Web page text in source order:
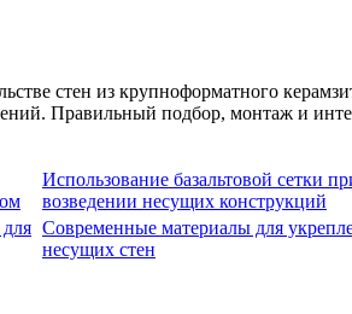
стен из крупноформатного
Правильный подбор, монтаж и
Использование базальтовой сетки
возведении несущих конструкций
Современные материалы для
несущих стен